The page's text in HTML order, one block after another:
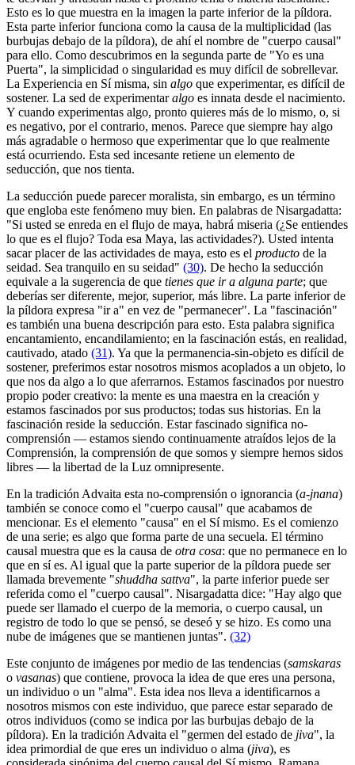
Esto es lo que muestra en la imagen la parte inferior de la píldora.
Esta parte inferior funciona como la causa de la multiplicidad (las
burbujas debajo de la píldora), de ahí el nombre de "cuerpo causal"
para ello. Como descubrimos en la segunda parte de "Yo es una
Puerta", la simplicidad o singularidad es muy difícil de sobrellevar.
La Experiencia en Sí misma, sin algo que experimentar, es difícil de
sostener. La sed de experimentaralgo es innata desde el nacimiento.
Y cuando experimentas algo, pronto quieres más de lo mismo, o, si
es negativo, por el contrario, menos. Parece que siempre hay algo
más agradable o hermoso que experimentar que lo que realmente
está ocurriendo. Esta sed incesante retiene un elemento de
seducción, que nos tienta.
La seducción puede parecer moralista, sin embargo, es un término
que engloba este fenómeno muy bien. En palabras de Nisargadatta:
"Si usted se enreda en el flujo de maya, habrá miseria (¿Se entiendes
lo que es el flujo? Toda esa Maya, las actividades?). Usted intenta
sacar placer de las actividades de maya, esto es el producto de la
seidad. Sea tranquilo en su seidad" (30). De hecho la seducción
equivale a la sugerencia de que tienes que ir a alguna parte; que
deberías ser diferente, mejor, superior, más libre. La parte inferior de
la píldora expresa "ir a" en vez de "permanecer". La "fascinación"
es también una buena descripción para esto. Esta palabra significa
encantamiento, encandilamiento; en la fascinación estás, en realidad,
cautivado, atado (31). Ya que la permanencia-sin-objeto es difícil de
sostener, preferimos estar nosotros mismos acoplados a un objeto, lo
que nos da algo a lo que aferrarnos. Estamos fascinados por nuestro
propio poder creativo: la mente es una maestra en la creación y
estamos fascinados por sus productos; todas sus historias. En la
fascinación reside la seducción. Estar fascinado significa no-
comprensión ― estamos siendo continuamente atraídos lejos de la
Comprensión, la comprensión de que somos y siempre hemos sidos
libres ― la libertad de la Luz omnipresente.
En la tradición Advaita esta no-comprensión o ignorancia (a-jnana)
también se conoce como el "cuerpo causal" que acabamos de
mencionar. Es el elemento "causa" en el Sí mismo. Es el comienzo
de una serie; es algo que forma parte de una secuela. El término
causal muestra que es la causa de otra cosa: que no permanece en lo
que en sí es. Al igual que la parte superior de la píldora puede ser
llamada brevemente "shuddha sattva", la parte inferior puede ser
referida como el "cuerpo causal". Nisargadatta dice: "Hay algo que
puede ser llamado el cuerpo de la memoria, o cuerpo causal, un
registro de todo lo que se pensó, se deseó y se hizo. Es como una
nube de imágenes que se mantienen juntas". (32)
Este conjunto de imágenes por medio de las tendencias (samskaras
o vasanas) que contiene, provoca la idea de que eres una persona,
un individuo o un "alma". Esta idea nos lleva a identificarnos a
nosotros mismos con este individuo, que parece estar separado de
otros individuos (como se indica por las burbujas debajo de la
píldora). En la tradición Advaita el "germen del estado de jiva", la
idea primordial de que eres un individuo o alma (jiva), es